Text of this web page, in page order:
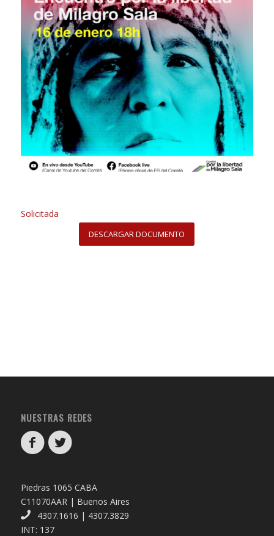
Solicitada
DESCARGAR DOCUMENTO
NUESTRAS REDES
Piedras 1065 CABA
C11070AAR | Buenos Aires
4307.1616 | 4307.3829
INT: 137